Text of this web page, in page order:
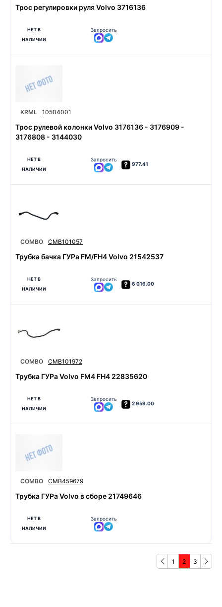
Трос регулировки руля Volvo 3716136
НЕТ В
НАЛИЧИИ
Запросить
KRML 10504001
Трос рулевой колонки Volvo 3176136 - 3176909 -
3176808 - 3144030
НЕТ В
НАЛИЧИИ
Запросить
977.41
COMBO CMB101057
Трубка бачка ГУРа FM/FH4 Volvo 21542537
НЕТ В
НАЛИЧИИ
Запросить
6 016.00
COMBO CMB101972
Трубка ГУРа Volvo FM4 FH4 22835620
НЕТ В
НАЛИЧИИ
Запросить
2 959.00
COMBO CMB459679
Трубка ГУРа Volvo в сборе 21749646
НЕТ В
НАЛИЧИИ
Запросить
1 2 3